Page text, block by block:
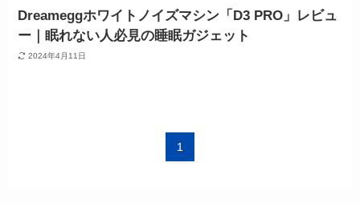
Dreameggホワイトノイズマシン「D3 PRO」レビュ
ー｜眠れない人必見の睡眠ガジェット
2024年4月11日
1